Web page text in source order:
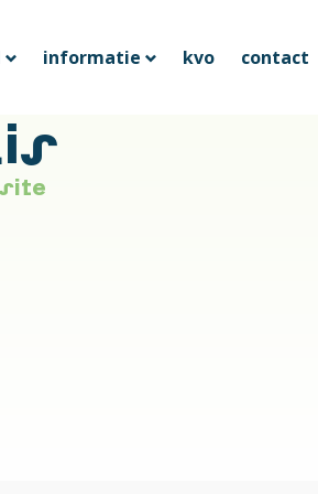
informatie kvo contact